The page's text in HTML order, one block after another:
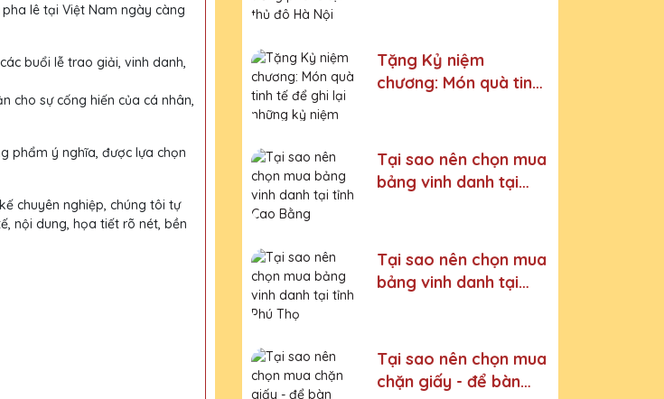
lê tại Việt Nam ngày càng
buổi lễ trao giải, vinh danh,
cho sự cống hiến của cá nhân,
phẩm ý nghĩa, được lựa chọn
chuyên nghiệp, chúng tôi tự
nội dung, họa tiết rõ nét, bền
Tặng Kỷ niệm
chương: Món quà tinh
Tại sao nên chọn mua
bảng vinh danh tại
Tại sao nên chọn mua
bảng vinh danh tại
Tại sao nên chọn mua
chặn giấy - để bàn